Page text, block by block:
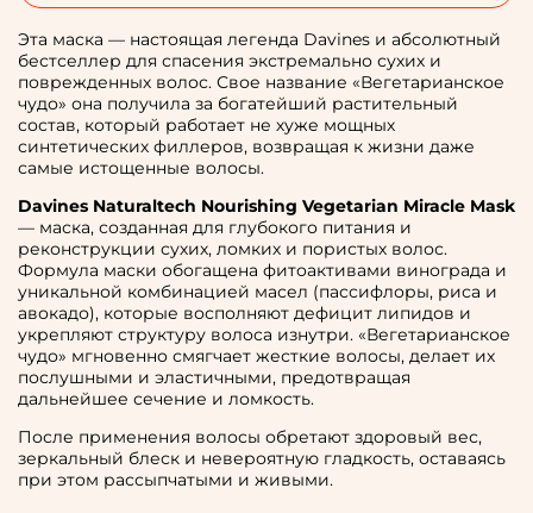
Эта маска — настоящая легенда Davines и абсолютный
бестселлер для спасения экстремально сухих и
поврежденных волос. Свое название «Вегетарианское
чудо» она получила за богатейший растительный
состав, который работает не хуже мощных
синтетических филлеров, возвращая к жизни даже
самые истощенные волосы.
Davines Naturaltech Nourishing Vegetarian Miracle Mask
— маска, созданная для глубокого питания и
реконструкции сухих, ломких и пористых волос.
Формула маски обогащена фитоактивами винограда и
уникальной комбинацией масел (пассифлоры, риса и
авокадо), которые восполняют дефицит липидов и
укрепляют структуру волоса изнутри. «Вегетарианское
чудо» мгновенно смягчает жесткие волосы, делает их
послушными и эластичными, предотвращая
дальнейшее сечение и ломкость.
После применения волосы обретают здоровый вес,
зеркальный блеск и невероятную гладкость, оставаясь
при этом рассыпчатыми и живыми.